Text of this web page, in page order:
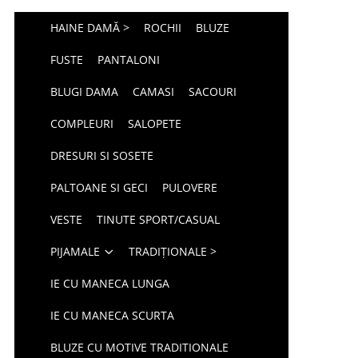
HAINE DAMĂ > ROCHII BLUZE
FUSTE PANTALONI
BLUGI DAMA CAMASI SACOURI
COMPLEURI SALOPETE
DRESURI SI SOSETE
PALTOANE SI GECI PULOVERE
VESTE TINUTE SPORT/CASUAL
PIJAMALE TRADIȚIONALE >
IE CU MANECA LUNGA
IE CU MANECA SCURTA
BLUZE CU MOTIVE TRADITIONALE